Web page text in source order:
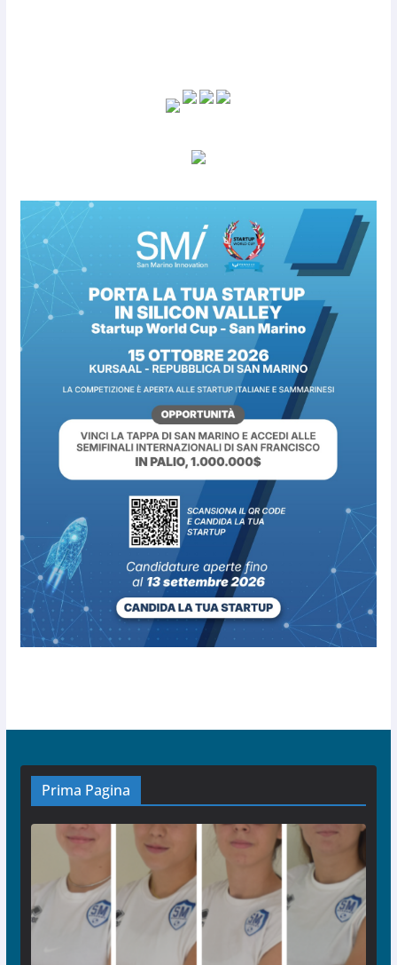
Prima Pagina